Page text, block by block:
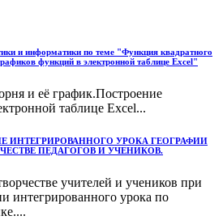
и информатики по теме "Функция квадратного
функций в электронной таблице Excel"
и её график.Построение
таблице Excel...
ИНТЕГРИРОВАННОГО УРОКА ГЕОГРАФИИ
ПЕДАГОГОВ И УЧЕНИКОВ.
учителей и учеников при
интегрированного урока по